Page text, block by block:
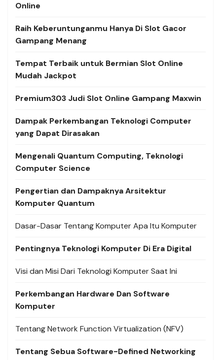
Online
Raih Keberuntunganmu Hanya Di Slot Gacor
Gampang Menang
Tempat Terbaik untuk Bermian Slot Online
Mudah Jackpot
Premium303 Judi Slot Online Gampang Maxwin
Dampak Perkembangan Teknologi Computer
yang Dapat Dirasakan
Mengenali Quantum Computing, Teknologi
Computer Science
Pengertian dan Dampaknya Arsitektur
Komputer Quantum
Dasar-Dasar Tentang Komputer Apa Itu Komputer
Pentingnya Teknologi Komputer Di Era Digital
Visi dan Misi Dari Teknologi Komputer Saat Ini
Perkembangan Hardware Dan Software
Komputer
Tentang Network Function Virtualization (NFV)
Tentang Sebua Software-Defined Networking